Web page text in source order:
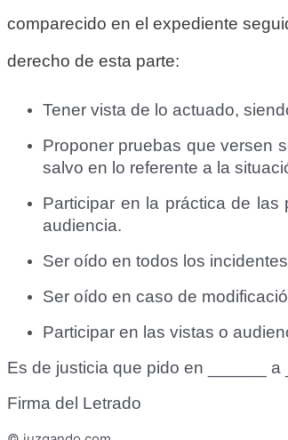
comparecido en el expediente
derecho de esta parte:
Tener vista de lo actuado,
Proponer pruebas que versen
salvo en lo referente a la
Participar en la práctica de
audiencia.
Ser oído en todos los
Ser oído en caso de
Participar en las vistas o
Es de justicia que pido en ______ a
Firma del Letrado